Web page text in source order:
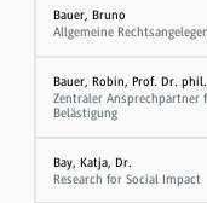
Bauer, Bruno
Allgemeine
Bauer, Robin, Prof. Dr. phil.
Zentraler Ansprechpartner
Belästigung
Bay, Katja, Dr.
Research for Social Impact